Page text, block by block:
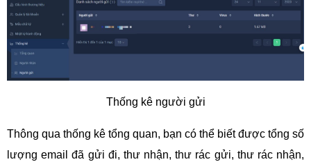
Thống kê người gửi
Thông qua thống kê tổng quan, bạn có thể biết được tổng số
lượng email đã gửi đi, thư nhận, thư rác gửi, thư rác nhận,